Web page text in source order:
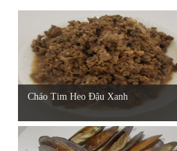
Cháo Tim Heo Đậu Xanh